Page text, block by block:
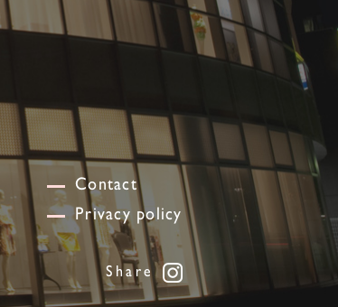
Contact
Privacy policy
Share